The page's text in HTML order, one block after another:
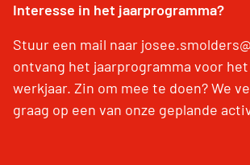
Interesse in het jaarprogramma?
Stuur een mail naar
ontvang het jaarprogramma voor
werkjaar. Zin om mee te doen? We
graag op een van onze geplande